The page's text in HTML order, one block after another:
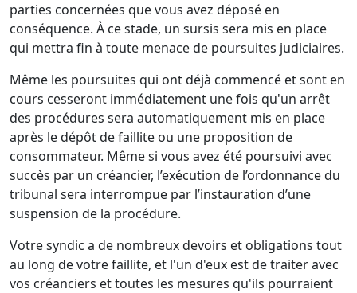
parties concernées que vous avez déposé en
conséquence. À ce stade, un sursis sera mis en place
qui mettra fin à toute menace de poursuites judiciaires.
Même les poursuites qui ont déjà commencé et sont en
cours cesseront immédiatement une fois qu'un arrêt
des procédures sera automatiquement mis en place
après le dépôt de faillite ou une proposition de
consommateur. Même si vous avez été poursuivi avec
succès par un créancier, l’exécution de l’ordonnance du
tribunal sera interrompue par l’instauration d’une
suspension de la procédure.
Votre syndic a de nombreux devoirs et obligations tout
au long de votre faillite, et l'un d'eux est de traiter avec
vos créanciers et toutes les mesures qu'ils pourraient